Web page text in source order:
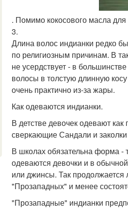
. Помимо кокосового масла
3.
Длина волос индианки редко
по религиозным причинам. В
не усердствует - в
волосы в толстую длинную
очень практично из-за жары.
Как одеваются индианки.
В детстве девочек одевают
сверкающие Сандали и
В школах обязательна форма -
одеваются девочки и в
или джинсы. Так продолжается
"Прозападных" и менее
"Прозападные" индианки